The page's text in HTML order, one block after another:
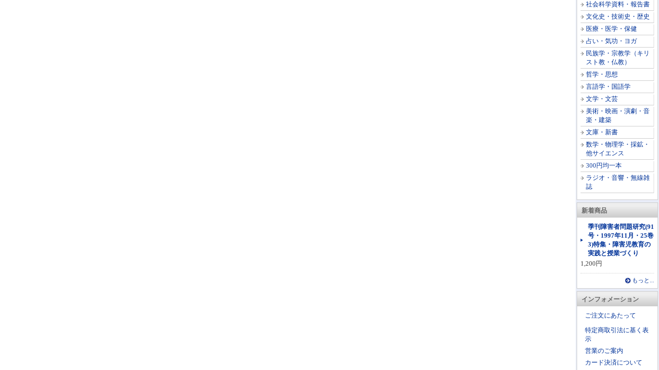
社会科学資料・報告書
文化史・技術史・歴史
医療・医学・保健
占い・気功・ヨガ
民族学・宗教学（キリ
スト教・仏教）
哲学・思想
言語学・国語学
文学・文芸
美術・映画・演劇・音
楽・建築
文庫・新書
数学・物理学・採鉱・
他サイエンス
300円均一本
ラジオ・音響・無線雑
誌
新着商品
季刊障害者問題研究(91
号・1997年11月・25巻
3)特集・障害児教育の
実践と授業づくり
1,200円
もっと...
インフォメーション
ご注文にあたって
特定商取引法に基く表
示
営業のご案内
カード決済について